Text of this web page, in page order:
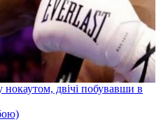
двічі побувавши в